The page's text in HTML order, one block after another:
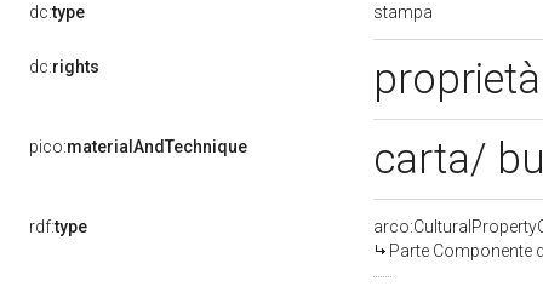
dc:type stampa
dc:rights
pico:materialAndTechnique carta/
rdf:type
Parte Componente